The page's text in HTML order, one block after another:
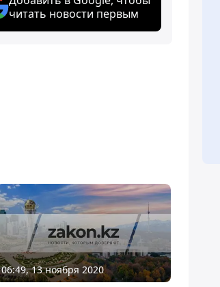
читать новости первым
06:49, 13 ноября 2020